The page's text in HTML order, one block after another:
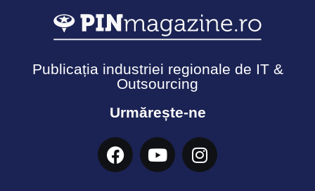
Publicația industriei regionale de IT &
Outsourcing
Urmărește-ne